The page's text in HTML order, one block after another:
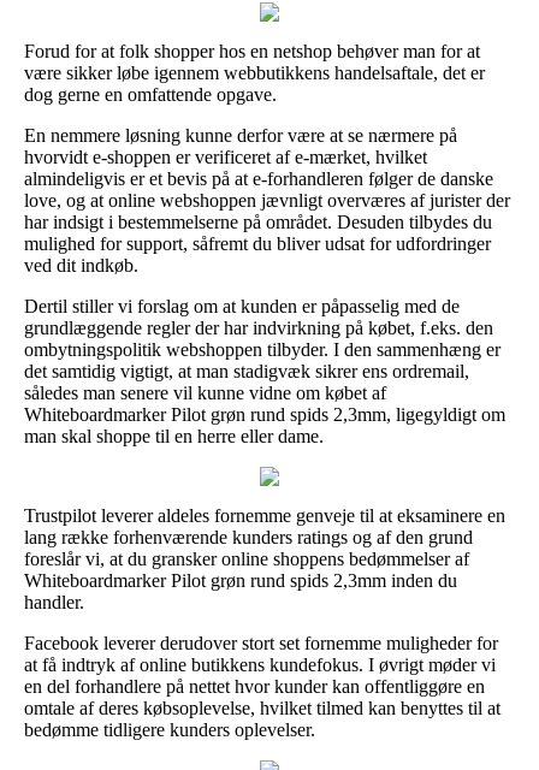
Forud for at folk shopper hos en netshop behøver man for at
være sikker løbe igennem webbutikkens handelsaftale, det er
dog gerne en omfattende opgave.
En nemmere løsning kunne derfor være at se nærmere på
hvorvidt e-shoppen er verificeret af e-mærket, hvilket
almindeligvis er et bevis på at e-forhandleren følger de danske
love, og at online webshoppen jævnligt overværes af jurister der
har indsigt i bestemmelserne på området. Desuden tilbydes du
mulighed for support, såfremt du bliver udsat for udfordringer
ved dit indkøb.
Dertil stiller vi forslag om at kunden er påpasselig med de
grundlæggende regler der har indvirkning på købet, f.eks. den
ombytningspolitik webshoppen tilbyder. I den sammenhæng er
det samtidig vigtigt, at man stadigvæk sikrer ens ordremail,
således man senere vil kunne vidne om købet af
Whiteboardmarker Pilot grøn rund spids 2,3mm, ligegyldigt om
man skal shoppe til en herre eller dame.
Trustpilot leverer aldeles fornemme genveje til at eksaminere en
lang række forhenværende kunders ratings og af den grund
foreslår vi, at du gransker online shoppens bedømmelser af
Whiteboardmarker Pilot grøn rund spids 2,3mm inden du
handler.
Facebook leverer derudover stort set fornemme muligheder for
at få indtryk af online butikkens kundefokus. I øvrigt møder vi
en del forhandlere på nettet hvor kunder kan offentliggøre en
omtale af deres købsoplevelse, hvilket tilmed kan benyttes til at
bedømme tidligere kunders oplevelser.